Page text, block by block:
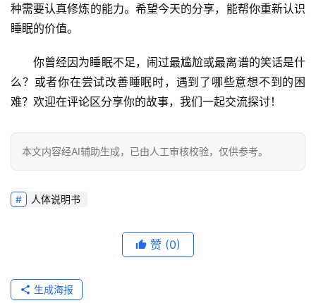
种需要认真修炼的能力。希望今天的分享，能帮你重新认识
睡眠的价值。
你曾经因为睡眠不足，闹过最尴尬或最离谱的笑话是什
么？或者你在尝试改善睡眠时，遇到了哪些意想不到的困
难？欢迎在评论区分享你的故事，我们一起交流探讨！
本文内容经AI辅助生成，已由人工审核校验，仅供参考。
人体说明书
赞 (0)
生成海报